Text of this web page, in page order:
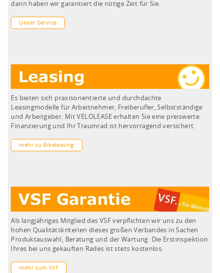
dann haben wir garantiert die nötige Zeit für Sie.
Unser Service
Es bieten sich praxisorientierte und durchdachte
Leasingmodelle für Arbeitnehmer, Freiberufler, Selbstständige
und Arbeitgeber. Mit VELOLEASE erhalten Sie eine preiswerte
Finanzierung und Ihr Traumrad ist hervorragend versichert.
mehr zu Bikeleasing
Als langjähriges Mitglied des VSF verpflichten wir uns zu den
hohen Qualitätskriterien dieses großen Verbandes in Sachen
Produktauswahl, Beratung und der Wartung. Die Erstinspektion
Ihres bei uns gekauften Rades ist stets kostenlos.
mehr zum VSF